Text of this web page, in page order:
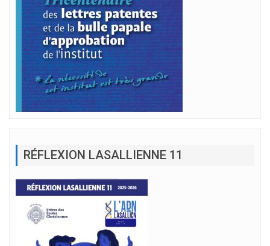
RÉFLEXION LASALLIENNE 11